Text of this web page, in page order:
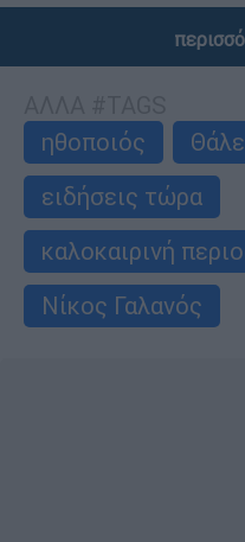
ηθοποιός
ειδήσεις τώρα
καλοκαιρινή
Νίκος Γαλανός